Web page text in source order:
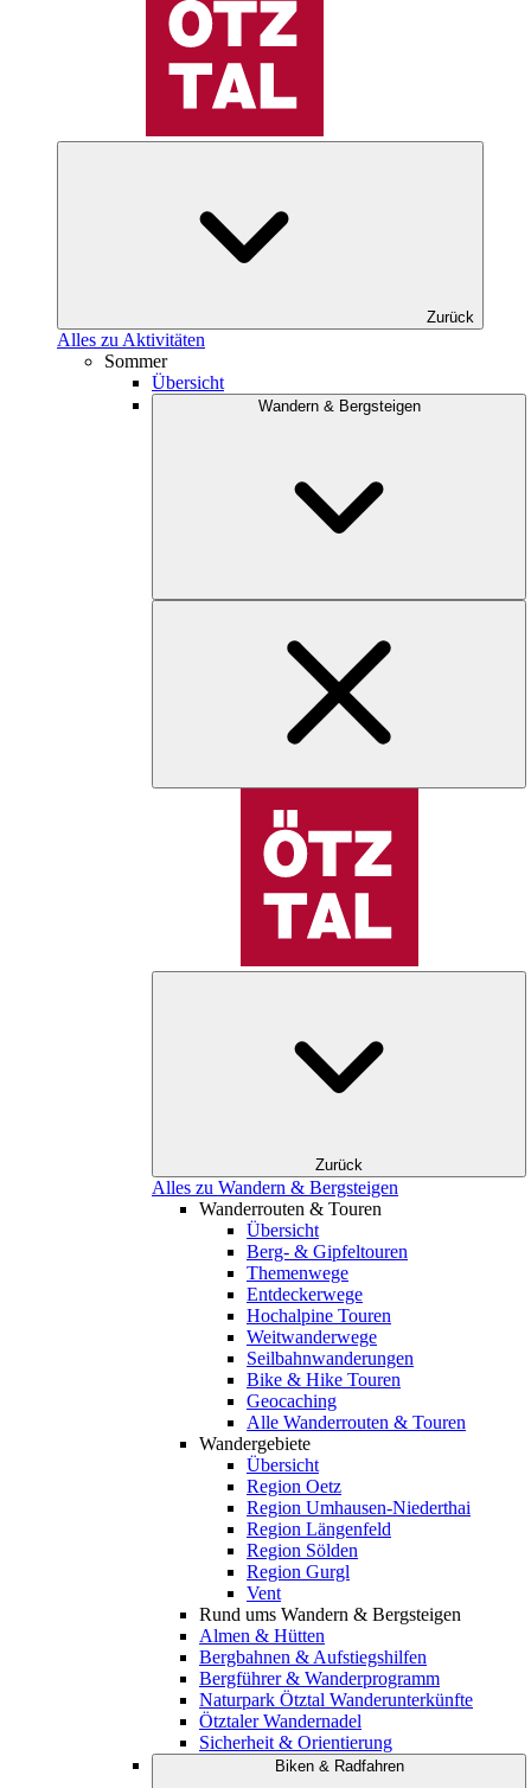
Zurück
Alles zu Aktivitäten
Sommer
Übersicht
Wandern & Bergsteigen
Zurück
Alles zu Wandern & Bergsteigen
Wanderrouten & Touren
Übersicht
Berg- & Gipfeltouren
Themenwege
Entdeckerwege
Hochalpine Touren
Weitwanderwege
Seilbahnwanderungen
Bike & Hike Touren
Geocaching
Alle Wanderrouten & Touren
Wandergebiete
Übersicht
Region Oetz
Region Umhausen-Niederthai
Region Längenfeld
Region Sölden
Region Gurgl
Vent
Rund ums Wandern & Bergsteigen
Almen & Hütten
Bergbahnen & Aufstiegshilfen
Bergführer & Wanderprogramm
Naturpark Ötztal Wanderunterkünfte
Ötztaler Wandernadel
Sicherheit & Orientierung
Biken & Radfahren